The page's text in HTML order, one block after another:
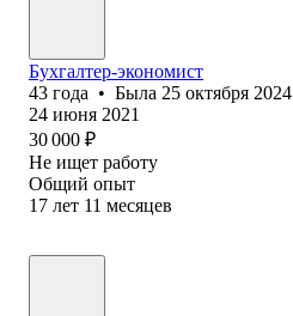
Бухгалтер-экономист
43 года • Была 25 октября 2024
24 июня 2021
30 000 ₽
Не ищет работу
Общий опыт
17 лет 11 месяцев